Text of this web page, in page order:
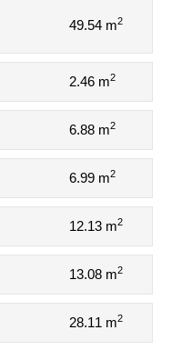
49.54 m2
2.46 m2
6.88 m2
6.99 m2
12.13 m2
13.08 m2
28.11 m2